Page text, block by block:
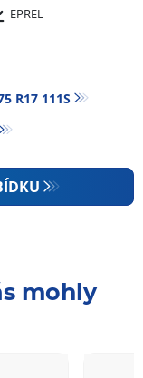
EPREL
R17 111S
mohly